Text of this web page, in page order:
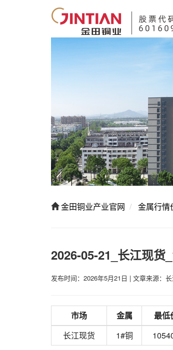
金田铜业产业官网 金属行情
2026-05-21_长江现货
发布时间：2026年5月21日 | 文章来源：
市场 金属 最低
长江现货
1#铜